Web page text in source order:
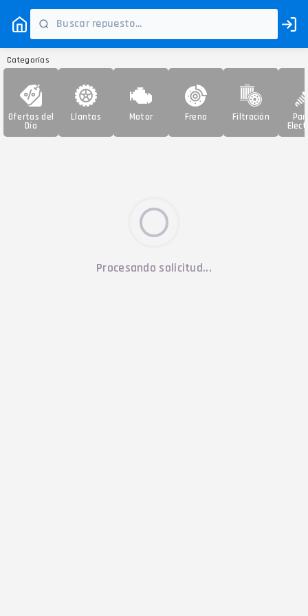
Categorías
Ofertas del
Día
Llantas Motor Freno Filtración
Procesando solicitud...